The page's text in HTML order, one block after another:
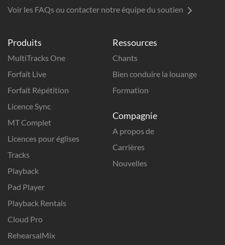
Produits
MultiTracks One
Forfait Live
Forfait Répétition
Licence Sync
MT Complet
Licences pour églises
Tracks
Playback
Pad Player
Playback Rentals
Cloud Pro
RehearsalMix
Ressources
Chants
Bien conduire la louange
Formation
Compagnie
A propos de
Carrières
Nouvelles
Voir les FAQs ou contacter notre équipe du soutien